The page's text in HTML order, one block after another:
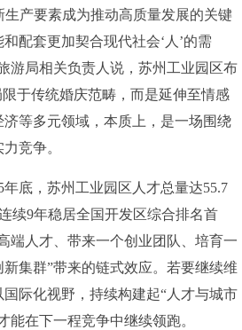
产要素成为推动高质量发展的关键
配套更加契合现代社会‘人’的需
游局相关负责人说，苏州工业园区布
于传统婚庆范畴，而是延伸至情感
等多元领域，本质上，是一场围绕
竞争。
底，苏州工业园区人才总量达55.7
续9年稳居全国开发区综合排名首
端人才、带来一个创业团队、培育一
集群”带来的链式效应。若要继续维
际化视野，持续构建起“人才与城市
能在下一程竞争中继续领跑。